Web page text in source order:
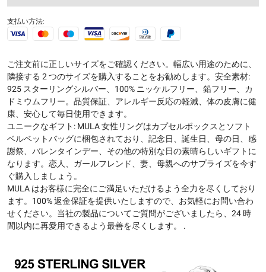
支払い方法:
ご注文前に正しいサイズをご確認ください。幅広い用途のために、
隣接する 2 つのサイズを購入することをお勧めします。安全素材:
925 スターリングシルバー、100% ニッケルフリー、鉛フリー、カ
ドミウムフリー。品質保証、アレルギー反応の軽減、体の皮膚に健
康、安心して毎日使用できます。
ユニークなギフト: MULA 女性リングはカプセルボックスとソフト
ベルベットバッグに梱包されており、記念日、誕生日、母の日、感
謝祭、バレンタインデー、その他の特別な日の素晴らしいギフトに
なります。恋人、ガールフレンド、妻、母親へのサプライズを今す
ぐ購入しましょう。
MULA はお客様に完全にご満足いただけるよう全力を尽くしており
ます。100% 返金保証を提供いたしますので、お気軽にお問い合わ
せください。当社の製品についてご質問がございましたら、24 時
間以内に再愛用できるよう最善を尽くします。 .